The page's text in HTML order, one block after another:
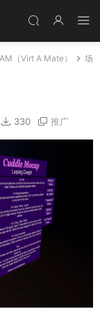
（Virt A Mate）
场
330 推广